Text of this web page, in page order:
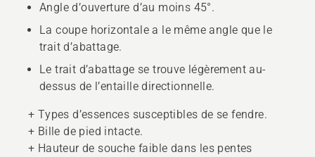
Angle d’ouverture d’au moins 45°.
La coupe horizontale a le même angle que le
trait d’abattage.
Le trait d’abattage se trouve légèrement au-
dessus de l’entaille directionnelle.
+ Types d’essences susceptibles de se fendre.
+ Bille de pied intacte.
+ Hauteur de souche faible dans les pentes